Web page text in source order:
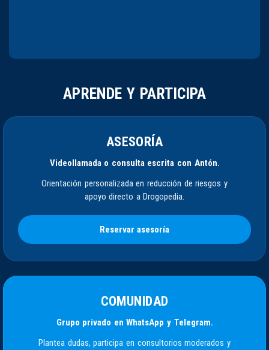
APRENDE Y PARTICIPA
ASESORÍA
Videollamada o consulta escrita con Antón.
Orientación personalizada en reducción de riesgos y
apoyo directo a Drogopedia.
Reservar asesoría
COMUNIDAD
Grupo privado en WhatsApp y Telegram.
Plantea dudas, participa en consultorios moderados y